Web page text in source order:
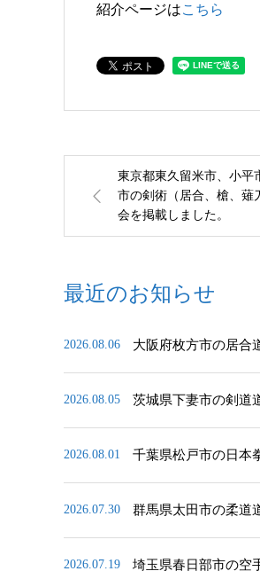
紹介ページはこちら
東京都東久留米市、小平
市の剣術（居合、槍、薙
会を掲載しました。
最近のお知らせ
2026.08.06 大阪府枚方市の居合
2026.08.05 茨城県下妻市の剣道
2026.08.01 千葉県松戸市の日本
2026.07.30 群馬県太田市の柔道
2026.07.19 埼玉県春日部市の空